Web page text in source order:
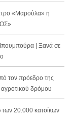
«Μαρούλα» η
Μπουμπούρα | Ξανά σε
τον πρόεδρο της
δρόμου
των 20.000 κατοίκων